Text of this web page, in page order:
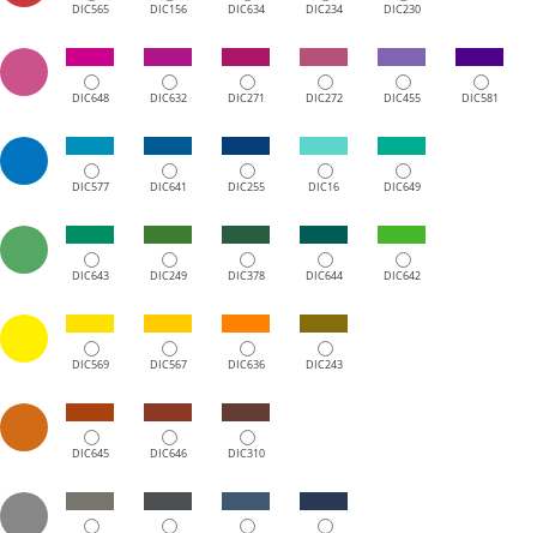
DIC565 DIC156 DIC634 DIC234 DIC230
DIC648 DIC632 DIC271 DIC272 DIC455 DIC581
DIC577 DIC641 DIC255 DIC16 DIC649
DIC643 DIC249 DIC378 DIC644 DIC642
DIC569 DIC567 DIC636 DIC243
DIC645 DIC646 DIC310